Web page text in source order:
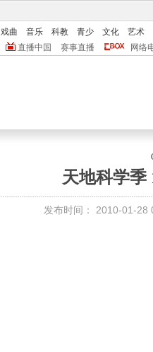
戏曲 音乐 科教 青少 文化
艺术
直播中国 赛事直播 网络
天地科学季
发布时间： 2010-01-28